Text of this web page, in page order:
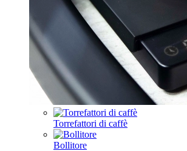
Torrefattori di caffè
Bollitore